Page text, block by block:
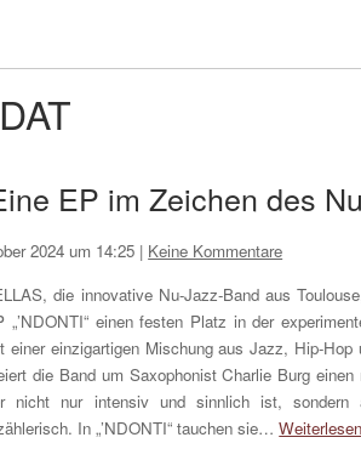
EP im Zeichen des
2024 um 14:25 | Keine Kommentare
die innovative Nu-Jazz-Band aus
„’NDONTI“ einen festen Platz in der
einer einzigartigen Mischung aus Jazz, Hip-Hop
die Band um Saxophonist Charlie Burg einen
nicht nur intensiv und sinnlich ist, sondern
In „’NDONTI“ tauchen sie…Weiterlesen